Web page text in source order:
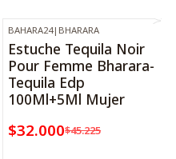
-29%OFF
BAHARA24| BHARARA
Estuche Tequila Noir
Pour Femme Bharara-
Tequila Edp
100Ml+5Ml Mujer
$32.000$45.225